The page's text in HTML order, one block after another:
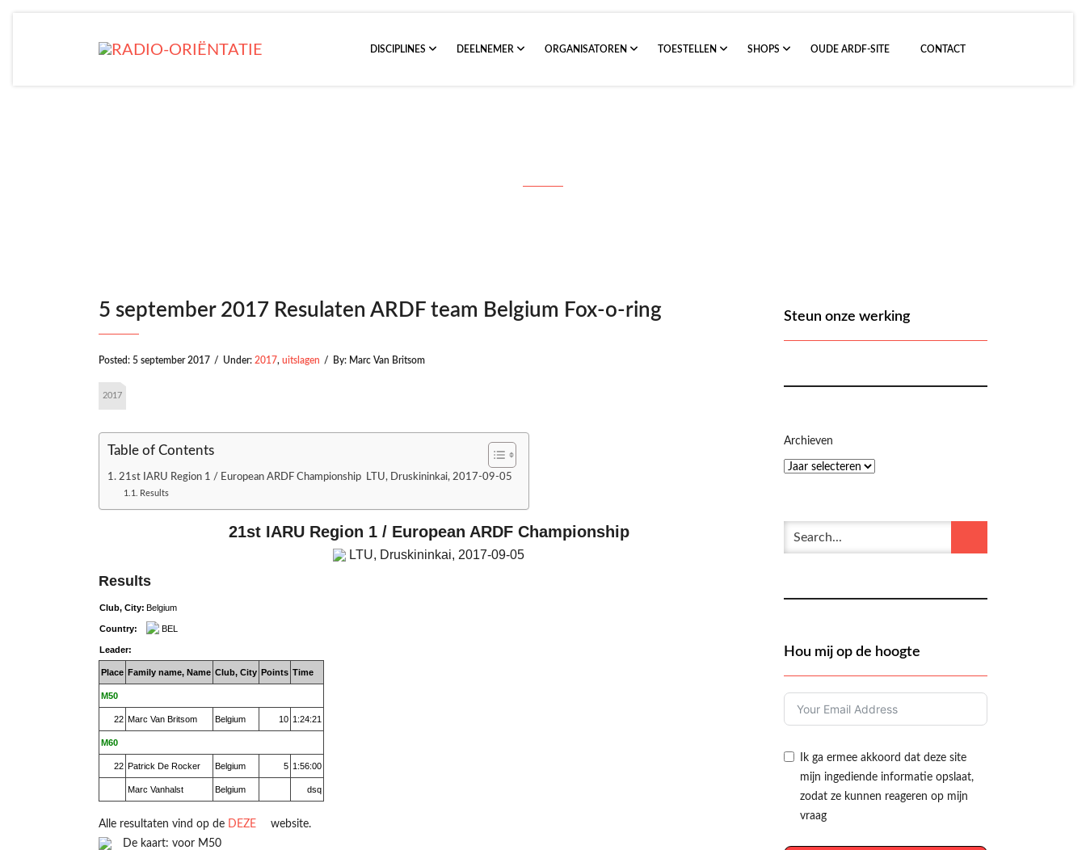
DISCIPLINES DEELNEMER ORGANISATOREN TOESTELLEN SHOPS OUDE ARDF-SITE CONTACT
5 september 2017 Resulaten ARDF team Belgium Fox-o-ring
Posted: 5 september 2017 / Under: 2017, uitslagen / By: Marc Van Britsom
2017
Table of Contents
21st IARU Region 1 / European ARDF Championship LTU, Druskininkai, 2017-09-05
Results
21st IARU Region 1 / European ARDF Championship
LTU, Druskininkai, 2017-09-05
Results
Club, City: Belgium
Country: BEL
Leader:
Place Family name, Name Club, City Points Time
M50
22 Marc Van Britsom Belgium 10 1:24:21
M60
22 Patrick De Rocker Belgium 5 1:56:00
Marc Vanhalst Belgium dsq
Alle resultaten vind op de DEZE
website.
De kaart: voor M50
Steun onze werking
Archieven
Hou mij op de hoogte
Ik ga ermee akkoord dat deze site
mijn ingediende informatie opslaat,
zodat ze kunnen reageren op mijn
vraag